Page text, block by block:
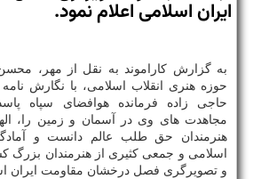
ایران اسلامی اعلام نمود.
به گزارش كاراموند به نقل از مهر،
حوزه هنری انقلاب اسلامی، با نگارش
حاجی زاده فرمانده هوافضای سپاه
مجاهدت های وی در آسمان و زمین را،
هنرمندان حق طلب عالم دانست و
اسلامی و جمعی كثیری از هنرمندان بزرگ
و تصویرگری فصل درخشان مقاومت ایران